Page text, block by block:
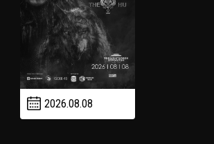
2026.08.08